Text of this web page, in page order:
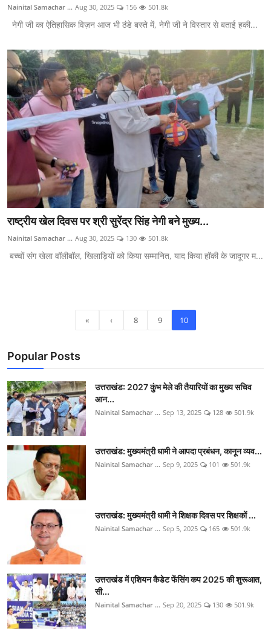
Nainital Samachar ... Aug 30, 2025 156 501.8k
नेगी जी का ऐतिहासिक विज़न आज भी ठंडे बस्ते में, नेगी जी ने विस्तार से बताई हकी...
राष्ट्रीय खेल दिवस पर श्री सुरेंद्र सिंह नेगी बने मुख्य...
Nainital Samachar ... Aug 30, 2025 130 501.8k
बच्चों संग खेला वॉलीबॉल, खिलाड़ियों को किया सम्मानित, याद किया हॉकी के जादूगर म...
« ‹ 8 9 10
Popular Posts
उत्तराखंड: 2027 कुंभ मेले की तैयारियों का मुख्य सचिव
आन...
Nainital Samachar ... Sep 13, 2025 128 501.9k
उत्तराखंड: मुख्यमंत्री धामी ने आपदा प्रबंधन, कानून व्यव...
Nainital Samachar ... Sep 9, 2025 101 501.9k
उत्तराखंड: मुख्यमंत्री धामी ने शिक्षक दिवस पर शिक्षकों ...
Nainital Samachar ... Sep 5, 2025 165 501.9k
उत्तराखंड में एशियन कैडेट फेंसिंग कप 2025 की शुरूआत,
सी...
Nainital Samachar ... Sep 20, 2025 130 501.9k